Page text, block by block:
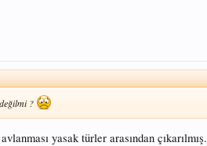
?
yasak türler arasından çıkarılmış.